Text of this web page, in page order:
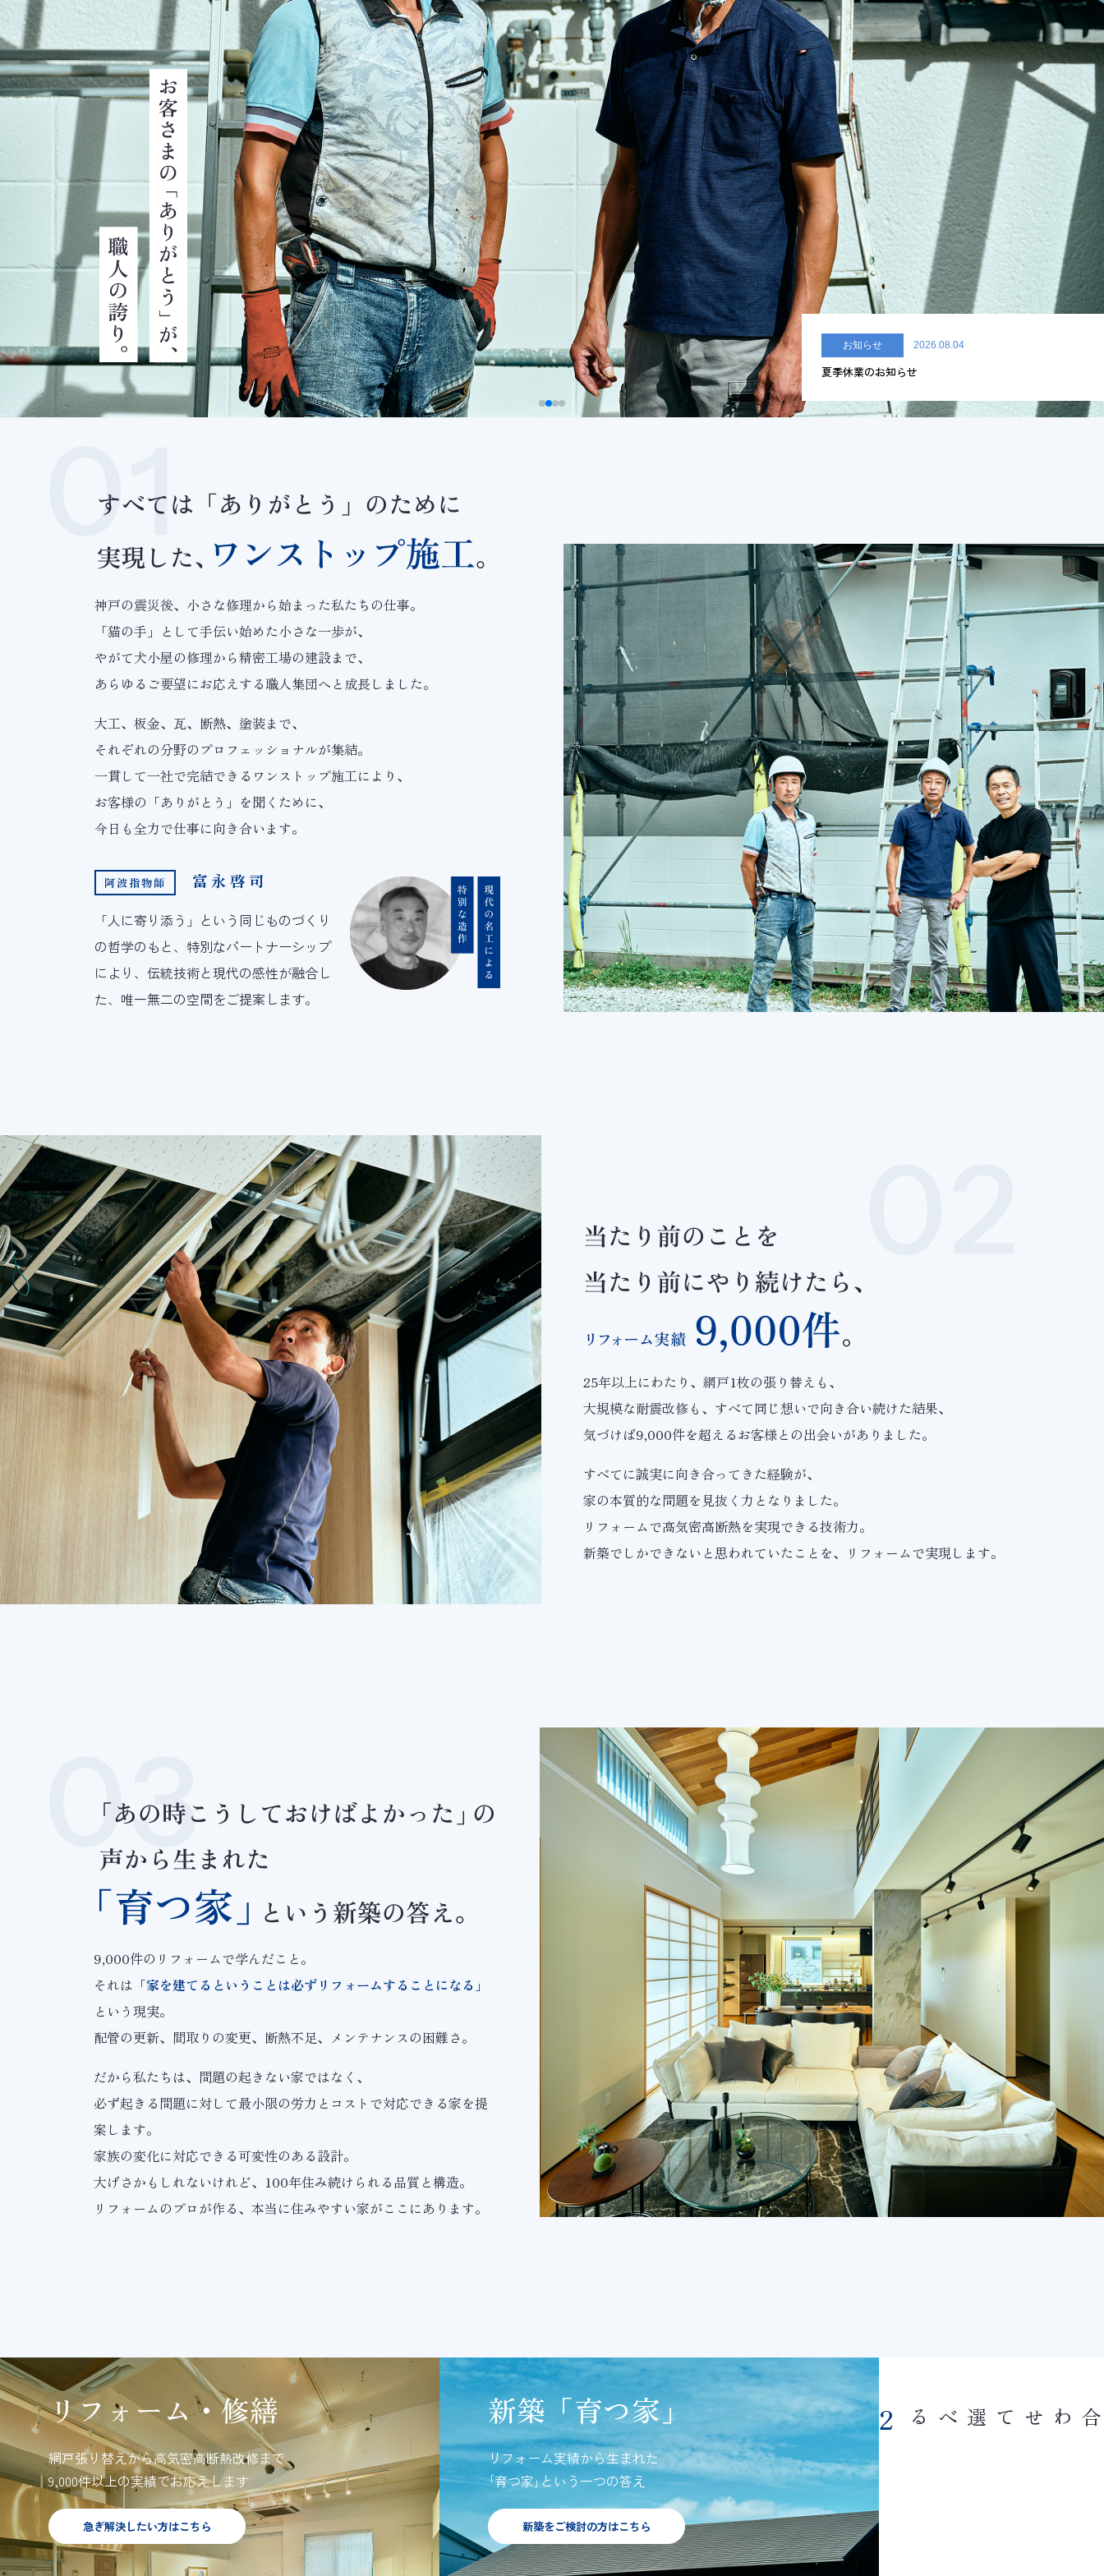
お知らせ 2026.08.04
夏季休業のお知らせ
神戸の震災後、小さな修理から始まった私たちの仕事。
「猫の手」として手伝い始めた小さな一歩が、
やがて犬小屋の修理から精密工場の建設まで、
あらゆるご要望にお応えする職人集団へと成長しました。
大工、板金、瓦、断熱、塗装まで、
それぞれの分野のプロフェッショナルが集結。
一貫して一社で完結できるワンストップ施工により、
お客様の「ありがとう」を聞くために、
今日も全力で仕事に向き合います。
阿波指物師 富永啓司
「人に寄り添う」という同じものづくり
の哲学のもと、特別なパートナーシップ
により、伝統技術と現代の感性が融合し
た、唯一無二の空間をご提案します。
25年以上にわたり、網戸1枚の張り替えも、
大規模な耐震改修も、すべて同じ想いで向き合い続けた結果、
気づけば9,000件を超えるお客様との出会いがありました。
すべてに誠実に向き合ってきた経験が、
家の本質的な問題を見抜く力となりました。
リフォームで高気密高断熱を実現できる技術力。
新築でしかできないと思われていたことを、リフォームで実現します。
9,000件のリフォームで学んだこと。
それは 「家を建てるということは必ずリフォームすることになる」
という現実。
配管の更新、間取りの変更、断熱不足、メンテナンスの困難さ。
だから私たちは、問題の起きない家ではなく、
必ず起きる問題に対して最小限の労力とコストで対応できる家を提
案します。
家族の変化に対応できる可変性のある設計。
大げさかもしれないけれど、100年住み続けられる品質と構造。
リフォームのプロが作る、本当に住みやすい家がここにあります。
リフォーム・修繕
網戸張り替えから高気密高断熱改修まで
9,000件以上の実績でお応えします
急ぎ解決したい方はこちら
新築「育つ家」
リフォーム実績から生まれた
｢育つ家｣という一つの答え
新築をご検討の方はこちら
お困りごとに合わせて選べる
2つのサービス